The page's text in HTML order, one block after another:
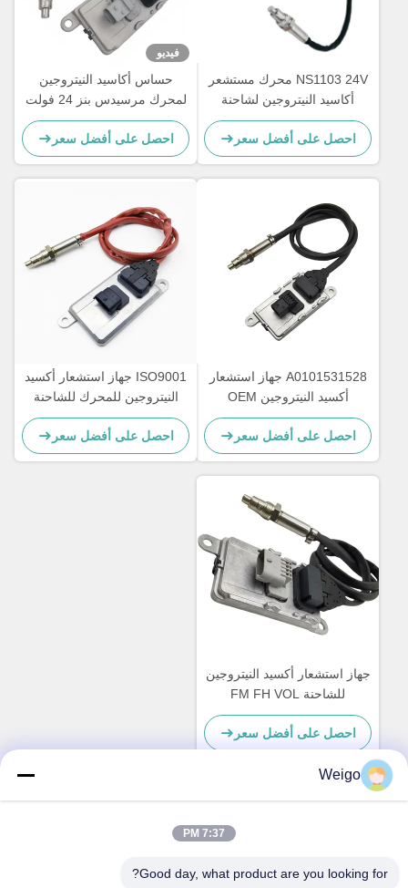
NS1103 24V محرك مستشعر
أكاسيد النيتروجين لشاحنة
مرسيدس بنز 5WK97329A
احصل على أفضل سعر
فيديو
حساس أكاسيد النيتروجين
لمحرك مرسيدس بنز 24 فولت
Actros 5WK97331A
A0101531628
احصل على أفضل سعر
A0101531528 جهاز استشعار
أكسيد النيتروجين OEM
NS1110 مرسيدس أكتروس
NOx Sensor 5WK97330A
احصل على أفضل سعر
ISO9001 جهاز استشعار أكسيد
النيتروجين للمحرك للشاحنة
DAF 2011649 1793379
5WK96628B 1697586
احصل على أفضل سعر
جهاز استشعار أكسيد النيتروجين
للشاحنة FM FH VOL
5WK97368 22827991 24V
12 شهر ضمان
احصل على أفضل سعر
عنوان
Weigo
7:37 PM
Good day, what product are you looking for?